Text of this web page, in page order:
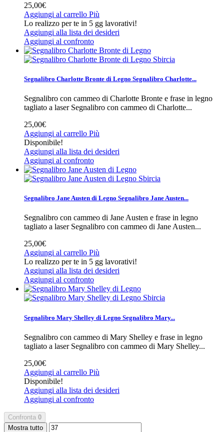
25,00€
Aggiungi al carrello Più
Lo realizzo per te in 5 gg lavorativi!
Aggiungi alla lista dei desideri
Aggiungi al confronto
Sbircia
Segnalibro Charlotte Bronte di Legno Segnalibro Charlotte...
Segnalibro con cammeo di Charlotte Bronte e frase in legno
tagliato a laser Segnalibro con cammeo di Charlotte...
25,00€
Aggiungi al carrello Più
Disponibile!
Aggiungi alla lista dei desideri
Aggiungi al confronto
Sbircia
Segnalibro Jane Austen di Legno Segnalibro Jane Austen...
Segnalibro con cammeo di Jane Austen e frase in legno
tagliato a laser Segnalibro con cammeo di Jane Austen...
25,00€
Aggiungi al carrello Più
Lo realizzo per te in 5 gg lavorativi!
Aggiungi alla lista dei desideri
Aggiungi al confronto
Sbircia
Segnalibro Mary Shelley di Legno Segnalibro Mary...
Segnalibro con cammeo di Mary Shelley e frase in legno
tagliato a laser Segnalibro con cammeo di Mary Shelley...
25,00€
Aggiungi al carrello Più
Disponibile!
Aggiungi alla lista dei desideri
Aggiungi al confronto
Confronta 0
Mostra tutto